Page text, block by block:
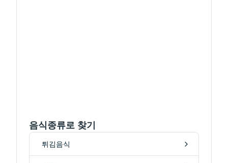
음식종류로 찾기
튀김음식